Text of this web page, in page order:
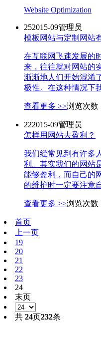
Website Optimization
252015-09管理员
模板网站与定制网站
在互联网飞速发展的
来，往往就对网站的
渐渐地人们开始混淆
极性。在这种情况下
查看更多 >>浏览次
222015-09管理员
怎样用网站去盈利？
我们经常见到有许多
利。其实我们的网站
能够盈利，而自己的
的维护时一定要注意
查看更多 >>浏览次
首页
上一页
19
20
21
22
23
24
末页
共 24页232条